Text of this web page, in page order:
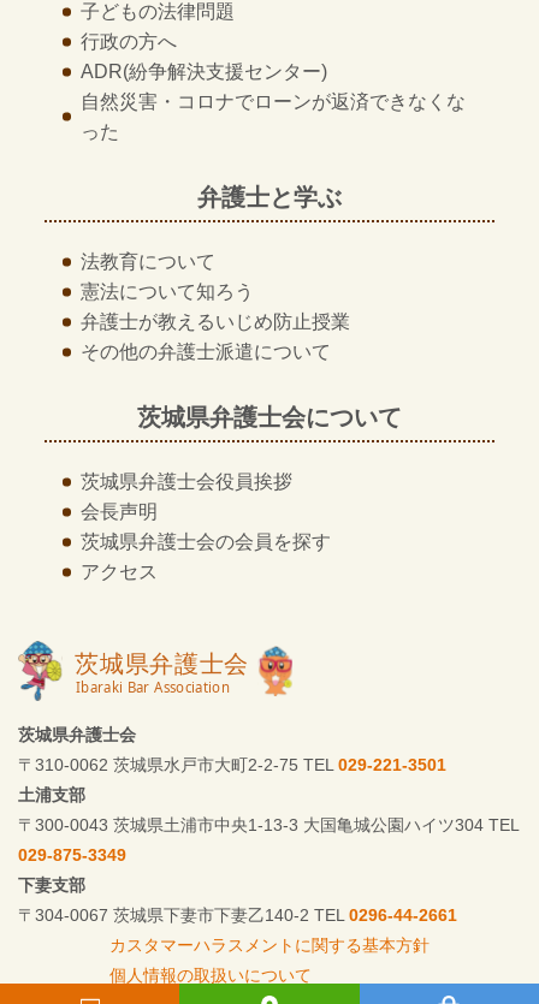
子どもの法律問題
行政の方へ
ADR(紛争解決支援センター)
自然災害・コロナでローンが返済できなくな
った
弁護士と学ぶ
法教育について
憲法について知ろう
弁護士が教えるいじめ防止授業
その他の弁護士派遣について
茨城県弁護士会について
茨城県弁護士会役員挨拶
会長声明
茨城県弁護士会の会員を探す
アクセス
茨城県弁護士会
〒310-0062 茨城県水戸市大町2-2-75 TEL 029-221-3501
土浦支部
〒300-0043 茨城県土浦市中央1-13-3 大国亀城公園ハイツ304 TEL
029-875-3349
下妻支部
〒304-0067 茨城県下妻市下妻乙140-2 TEL 0296-44-2661
カスタマーハラスメントに関する基本方針
個人情報の取扱いについて